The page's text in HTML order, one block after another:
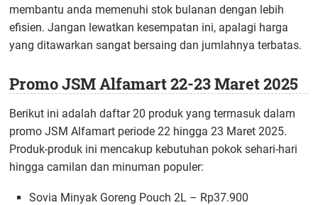
membantu anda memenuhi stok bulanan dengan lebih
efisien. Jangan lewatkan kesempatan ini, apalagi harga
yang ditawarkan sangat bersaing dan jumlahnya terbatas.
Promo JSM Alfamart 22-23 Maret 2025
Berikut ini adalah daftar 20 produk yang termasuk dalam
promo JSM Alfamart periode 22 hingga 23 Maret 2025.
Produk-produk ini mencakup kebutuhan pokok sehari-hari
hingga camilan dan minuman populer:
Sovia Minyak Goreng Pouch 2L – Rp37.900